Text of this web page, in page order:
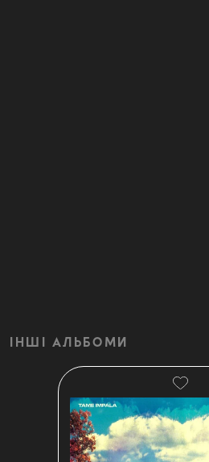
ІНШІ АЛЬБОМИ